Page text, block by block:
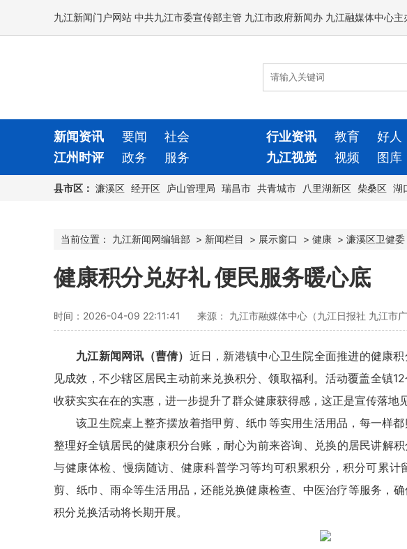
九江新闻门户网站 中共九江市委宣传部主管 九江市政府新闻办 九江融媒体中心
新闻资讯 要闻 社会 行业资讯 教育 好人
江州时评
政务 服务 九江视觉 视频 图库
县市区： 濂溪区 经开区 庐山管理局 瑞昌市 共青城市 八里湖新区 柴桑区 湖
当前位置： 九江新闻网编辑部 > 新闻栏目 > 展示窗口 > 健康 > 濂溪区卫健委
健康积分兑好礼 便民服务暖心底
时间：2026-04-09 22:11:41 来源： 九江市融媒体中心（九江日报社 九江市
九江新闻网讯（曹倩） 近日，新港镇中心卫生院全面推进的健康
见成效，不少辖区居民主动前来兑换积分、领取福利。活动覆盖全镇
收获实实在在的实惠，进一步提升了群众健康获得感，这正是宣传落地
该卫生院桌上整齐摆放着指甲剪、纸巾等实用生活用品，每一样
整理好全镇居民的健康积分台账，耐心为前来咨询、兑换的居民讲解
与健康体检、慢病随访、健康科普学习等均可积累积分，积分可累计
剪、纸巾、雨伞等生活用品，还能兑换健康检查、中医治疗等服务，
积分兑换活动将长期开展。